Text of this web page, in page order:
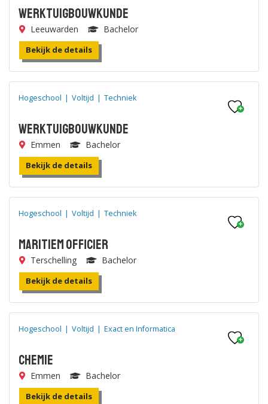
Werktuigbouwkunde
Leeuwarden Bachelor
Bekijk de details
Hogeschool | Voltijd | Techniek
Werktuigbouwkunde
Emmen Bachelor
Bekijk de details
Hogeschool | Voltijd | Techniek
Maritiem Officier
Terschelling Bachelor
Bekijk de details
Hogeschool | Voltijd | Exact en Informatica
Chemie
Emmen Bachelor
Bekijk de details